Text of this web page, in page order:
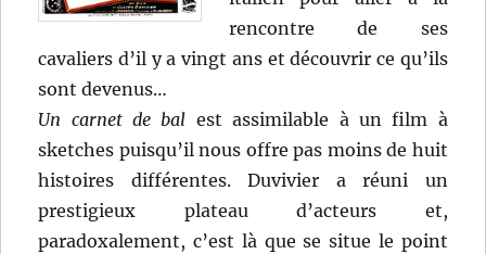
rencontre de ses
cavaliers d’il y a vingt ans et découvrir ce qu’ils
sont devenus…
Un carnet de bal est assimilable à un film à
sketches puisqu’il nous offre pas moins de huit
histoires différentes. Duvivier a réuni un
prestigieux plateau d’acteurs et,
paradoxalement, c’est là que se situe le point